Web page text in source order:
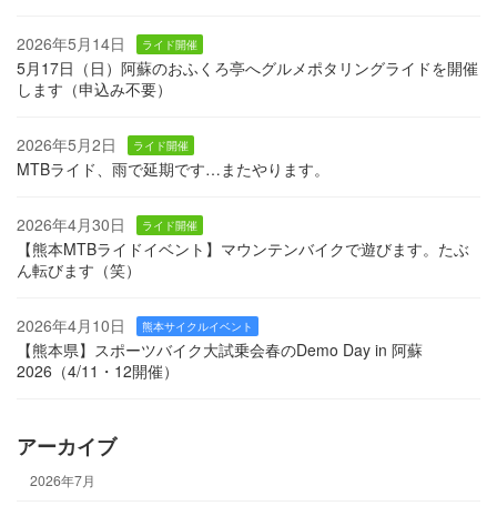
2026年5月14日 ライド開催
5月17日（日）阿蘇のおふくろ亭へグルメポタリングライドを開催
します（申込み不要）
2026年5月2日 ライド開催
MTBライド、雨で延期です…またやります。
2026年4月30日 ライド開催
【熊本MTBライドイベント】マウンテンバイクで遊びます。たぶ
ん転びます（笑）
2026年4月10日 熊本サイクルイベント
【熊本県】スポーツバイク大試乗会春のDemo Day in 阿蘇
2026（4/11・12開催）
アーカイブ
2026年7月